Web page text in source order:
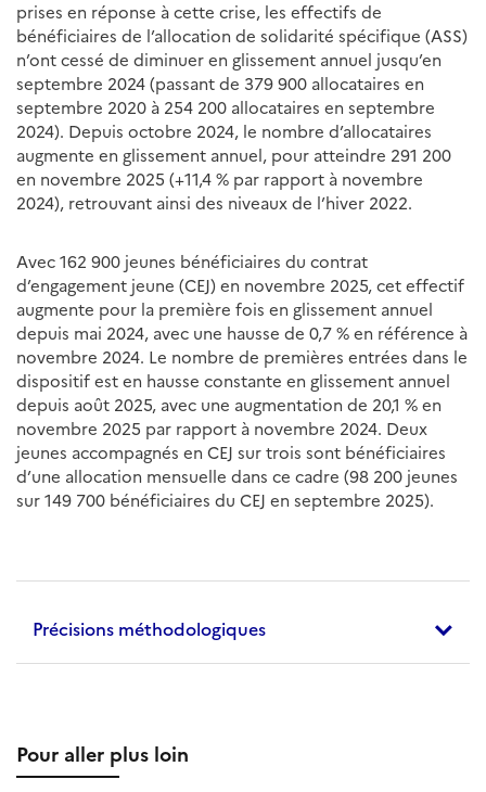
prises en réponse à cette crise, les effectifs de
bénéficiaires de l’allocation de solidarité spécifique (ASS)
n’ont cessé de diminuer en glissement annuel jusqu’en
septembre 2024 (passant de 379 900 allocataires en
septembre 2020 à 254 200 allocataires en septembre
2024). Depuis octobre 2024, le nombre d’allocataires
augmente en glissement annuel, pour atteindre 291 200
en novembre 2025 (+11,4 % par rapport à novembre
2024), retrouvant ainsi des niveaux de l’hiver 2022.
Avec 162 900 jeunes bénéficiaires du contrat
d’engagement jeune (CEJ) en novembre 2025, cet effectif
augmente pour la première fois en glissement annuel
depuis mai 2024, avec une hausse de 0,7 % en référence à
novembre 2024. Le nombre de premières entrées dans le
dispositif est en hausse constante en glissement annuel
depuis août 2025, avec une augmentation de 20,1 % en
novembre 2025 par rapport à novembre 2024. Deux
jeunes accompagnés en CEJ sur trois sont bénéficiaires
d’une allocation mensuelle dans ce cadre (98 200 jeunes
sur 149 700 bénéficiaires du CEJ en septembre 2025).
Précisions méthodologiques
Pour aller plus loin